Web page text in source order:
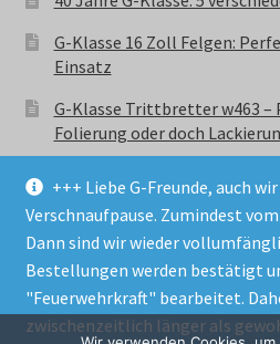
+++ Liebe G-Freunde, auch
Verschnaufpause. Zumindest vom
Dann sind wir wieder
Bestellungen werden bestätigt
"Feuerwehrkraft" bearbeitet.
zwischenzeitlich länger als
G-Klasse 16 Zoll Felgen:
Einsatz
G-Klasse Trittbretter w463 –
Folierung oder doch
© GParts24 - G-Klasse w463
Ersatzteile & Zubebehör.
Datenschutzerklärung